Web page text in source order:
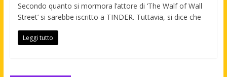
Secondo quanto si mormora l’attore di ‘The Walf of Wall
Street’ si sarebbe iscritto a TINDER. Tuttavia, si dice che
Leggi tutto